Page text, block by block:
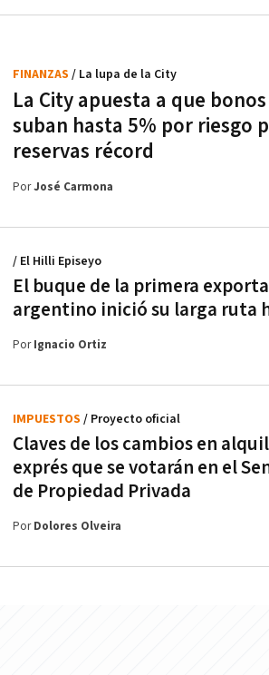
La City apuesta a que
suban hasta 5% por riesgo
reservas récord
FINANZAS / La lupa de la City
PorJosé Carmona
El buque de la primera
argentino inició su larga ruta
/ El Hilli Episeyo
PorIgnacio Ortiz
Claves de los cambios en
exprés que se votarán en el
de Propiedad Privada
IMPUESTOS / Proyecto oficial
PorDolores Olveira